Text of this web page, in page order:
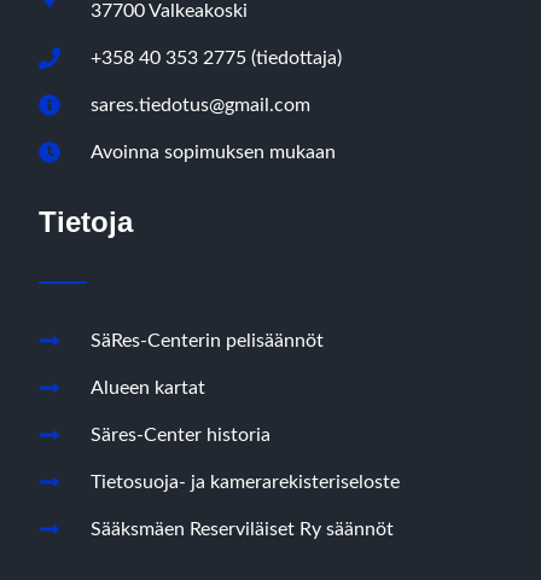
37700 Valkeakoski
+358 40 353 2775 (tiedottaja)
sares.tiedotus@gmail.com
Avoinna sopimuksen mukaan
Tietoja
SäRes-Centerin pelisäännöt
Alueen kartat
Säres-Center historia
Tietosuoja- ja kamerarekisteriseloste
Sääksmäen Reserviläiset Ry säännöt